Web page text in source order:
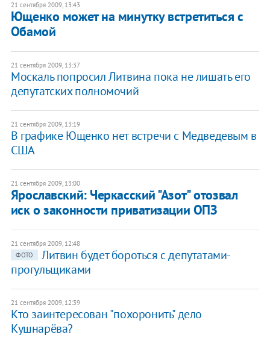
21 сентября 2009, 13:43
Ющенко может на минутку встретиться с
Обамой
21 сентября 2009, 13:37
Москаль попросил Литвина пока не лишать его
депутатских полномочий
21 сентября 2009, 13:19
В графике Ющенко нет встречи с Медведевым в
США
21 сентября 2009, 13:00
Ярославский: Черкасский "Азот" отозвал
иск о законности приватизации ОПЗ
21 сентября 2009, 12:48
ФОТО
Литвин будет бороться с депутатами-
прогульщиками
21 сентября 2009, 12:39
Кто заинтересован "похоронить" дело
Кушнарёва?